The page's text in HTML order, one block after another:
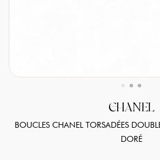
CHANEL
BOUCLES CHANEL TORSADÉES
DORÉ